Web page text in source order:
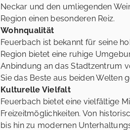
Neckar und den umliegenden
Region einen besonderen Reiz.
Wohnqualität
Feuerbach ist bekannt für seine
Region bietet eine ruhige
Anbindung an das Stadtzentrum
Sie das Beste aus beiden Welten
Kulturelle Vielfalt
Feuerbach bietet eine vielfältige
Freizeitmöglichkeiten. Von
bis hin zu modernen